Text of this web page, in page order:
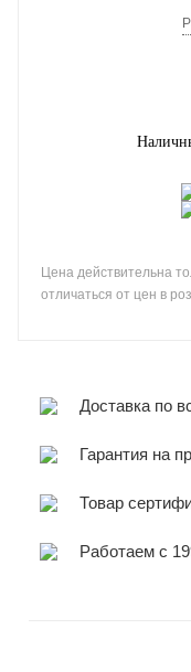
Цена действительна
отличаться от цен в
Доставка по
Гарантия на
Товар
Работаем с